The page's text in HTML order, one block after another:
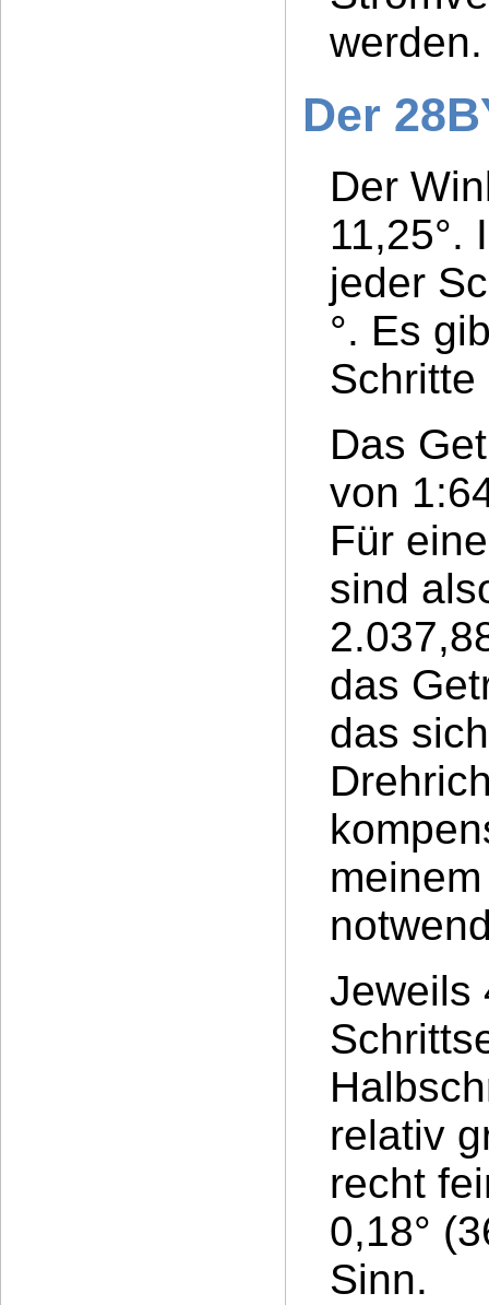
werden.
Der
Der
11,25°.
jeder
°. Es
Schritte
Das
von
Für
sind
das
das
Jeweils
relativ
recht
0,18°
Sinn.